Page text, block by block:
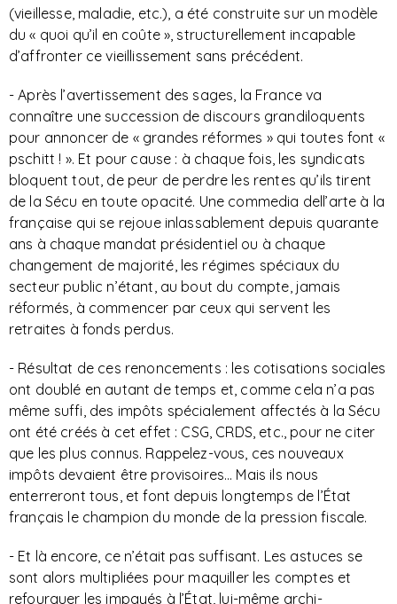
(vieillesse, maladie, etc.), a été construite sur un modèle
du « quoi qu’il en coûte », structurellement incapable
d’affronter ce vieillissement sans précédent.
- Après l’avertissement des sages, la France va
connaître une succession de discours grandiloquents
pour annoncer de « grandes réformes » qui toutes font «
pschitt ! ». Et pour cause : à chaque fois, les syndicats
bloquent tout, de peur de perdre les rentes qu’ils tirent
de la Sécu en toute opacité. Une commedia dell’arte à la
française qui se rejoue inlassablement depuis quarante
ans à chaque mandat présidentiel ou à chaque
changement de majorité, les régimes spéciaux du
secteur public n’étant, au bout du compte, jamais
réformés, à commencer par ceux qui servent les
retraites à fonds perdus.
- Résultat de ces renoncements : les cotisations sociales
ont doublé en autant de temps et, comme cela n’a pas
même suffi, des impôts spécialement affectés à la Sécu
ont été créés à cet effet : CSG, CRDS, etc., pour ne citer
que les plus connus. Rappelez-vous, ces nouveaux
impôts devaient être provisoires… Mais ils nous
enterreront tous, et font depuis longtemps de l’État
français le champion du monde de la pression fiscale.
- Et là encore, ce n’était pas suffisant. Les astuces se
sont alors multipliées pour maquiller les comptes et
refourguer les impayés à l’État, lui-même archi-